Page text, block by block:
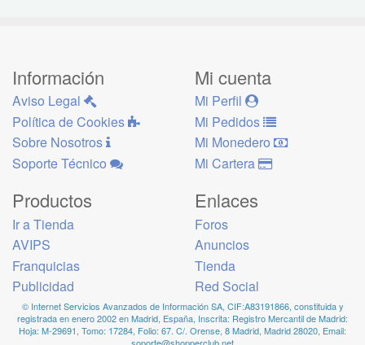
Información
Aviso Legal
Política de Cookies
Sobre Nosotros
Soporte Técnico
Mi cuenta
Mi Perfil
Mi Pedidos
Mi Monedero
Mi Cartera
Productos
Ir a Tienda
AVIPS
Franquicias
Publicidad
Enlaces
Foros
Anuncios
Tienda
Red Social
© Internet Servicios Avanzados de Información SA, CIF:A83191866, constituida y
registrada en enero 2002 en Madrid, España, Inscrita: Registro Mercantil de Madrid:
Hoja: M-29691, Tomo: 17284, Folio: 67. C/. Orense, 8 Madrid, Madrid 28020, Email:
soporte@shopperclub.net